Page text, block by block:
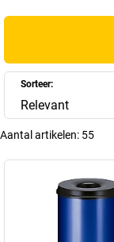
Sorteer:
Relevant
Aantal artikelen: 55